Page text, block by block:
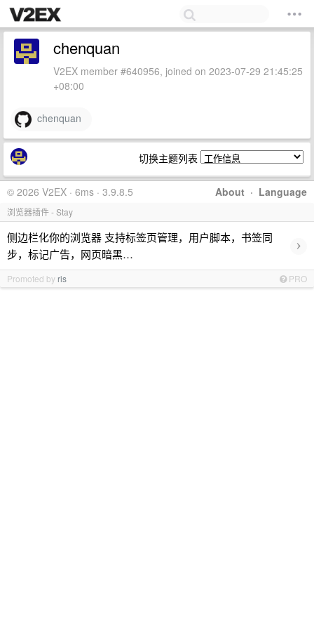
chenquan
V2EX member #640956, joined on 2023-07-29 21:45:25
+08:00
chenquan
切换主题列表
About · Language
© 2026 V2EX · 6ms · 3.9.8.5
浏览器插件 - Stay
侧边栏化你的浏览器 支持标签页管理，用户脚本，书签同
步，标记广告，网页暗黑…
›
Promoted by ris PRO